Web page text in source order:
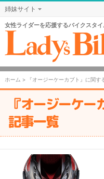
姉妹サイト
女性ライダーを応援するバイクスタ
ホーム > 『オージーケーカブト』に関す
『オージーケ
記事一覧